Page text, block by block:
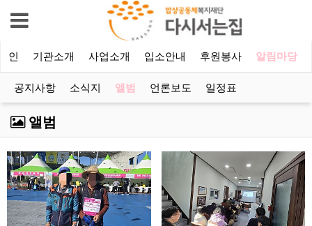
인 기관소개 사업소개 입소안내 후원봉사 알림마당
공지사항 소식지 앨범 언론보도 일정표
앨범